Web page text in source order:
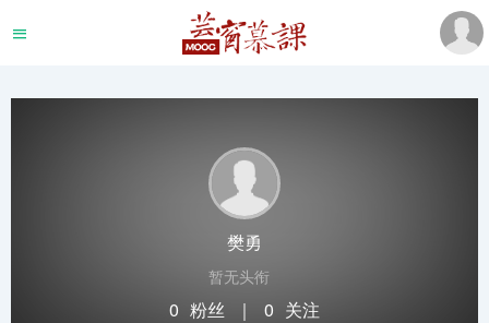
樊勇
暂无头衔
0 粉丝 ｜ 0 关注